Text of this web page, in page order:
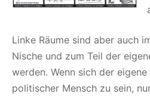
Linke Räume sind aber auch
Nische und zum Teil der
werden. Wenn sich der
politischer Mensch zu sein,